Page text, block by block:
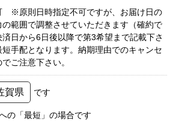
※原則日時指定不可ですが、お届け日の
範囲で調整させていただきます（確約で
日から6日後以降で第3希望まで記載下さ
手配となります。納期理由でのキャンセ
ご注意下さい。
賀県 です
の「最短」の場合です